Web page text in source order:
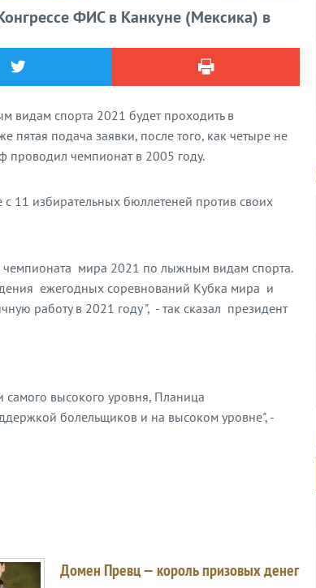
ФИС в Канкуне (Mексика) в
спорта 2021 будет проходить в
пятая подача заявки, после того, как четыре не
проводил чемпионат в 2005 году.
11 избирательных бюллетеней против своих
чемпионата мира 2021 по лыжным видам спорта.
ежегодных соревнований Кубка мира и
работу в 2021 году ", - так сказал президент
самого высокого уровня, Планица
болельщиков и на высоком уровне", -
Домен Превц — король призовых денег